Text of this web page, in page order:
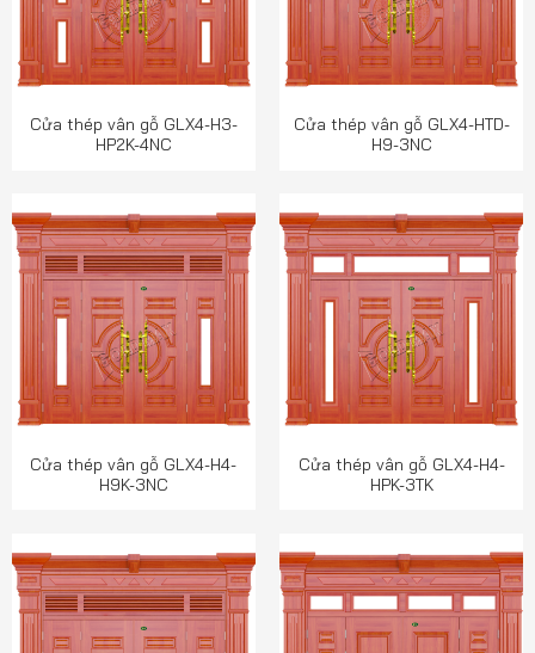
Cửa thép vân gỗ GLX4-H3-
HP2K-4NC
Cửa thép vân gỗ GLX4-HTD-
H9-3NC
Cửa thép vân gỗ GLX4-H4-
H9K-3NC
Cửa thép vân gỗ GLX4-H4-
HPK-3TK